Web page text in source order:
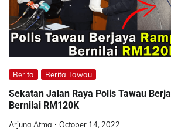
Berita Berita Tawau
Sekatan Jalan Raya Polis Tawau
Bernilai RM120K
Arjuna Atma October 14, 2022